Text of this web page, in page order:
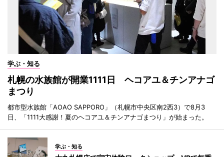
学ぶ・知る
札幌の水族館が開業1111日 ヘコアユ＆チンアナゴ
まつり
都市型水族館「AOAO SAPPORO」（札幌市中央区南2西3）で8月3
日、「1111大感謝！夏のヘコアユ＆チンアナゴまつり」が始まった。
学ぶ・知る